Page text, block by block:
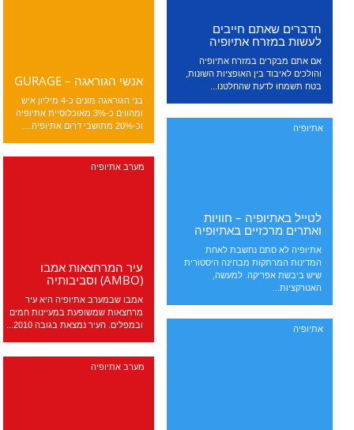
הדברים שאתם חייבים
לעשות במזרח אתיופיה
אם אתם מבקרים במזרח אתיופיה
והולכים לאיבוד בין האופציות השונות,
בטח תשמחו לדעת שהחלטנו...
אנשי הגוראגה – GURAGE
בני הגוראגה מונים כ-4 מיליון איש
ומהווים כ-3% מאוכלוסיית אתיופיה
וכ-20% מתושבי דרום אתיופיה....
אתיופיה
לטייל באתיופיה – חוויות
ואתרים מרכזיים באתיופיה
אתיופיה לא סתם נחשבת לאחת
המדינות המרתקות מבחינה היסטורית
שיש ביבשת אפריקה. למעשה,
האטרקציות...
מערב אתיופיה
עיר המרחצאות אמבו
(AMBO) וסביבותיה
אמבו שבמערב אתיופיה היא עיר
מרחצאות שמשופעת במעיינות חמים
ובמפלים. העיר נמצאת בגובה 2010...
אתיופיה
מערב אתיופיה